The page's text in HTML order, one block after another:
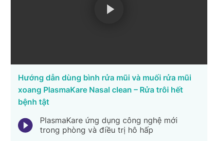
Hướng dẫn dùng bình rửa mũi và muối rửa mũi
xoang PlasmaKare Nasal clean – Rửa trôi hết
bệnh tật
PlasmaKare ứng dụng công nghệ mới
trong phòng và điều trị hô hấp